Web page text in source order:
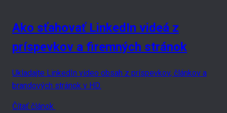
Ako sťahovať LinkedIn videá z
príspevkov a firemných stránok
Ukladajte LinkedIn video obsah z príspevkov, článkov a
brandových stránok v HD.
Čítať článok